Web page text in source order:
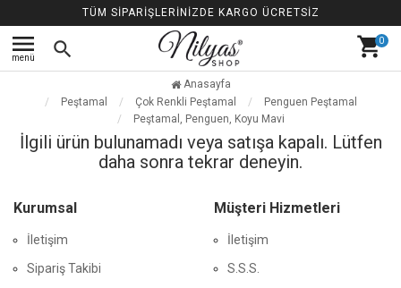
TÜM SİPARİŞLERİNİZDE KARGO ÜCRETSİZ
menu
menü search shopping_cart0
Anasayfa
Peştamal
Çok Renkli Peştamal
Penguen Peştamal
Peştamal, Penguen, Koyu Mavi
İlgili ürün bulunamadı veya satışa kapalı. Lütfen
daha sonra tekrar deneyin.
Kurumsal
İletişim
Sipariş Takibi
Müşteri Hizmetleri
İletişim
S.S.S.